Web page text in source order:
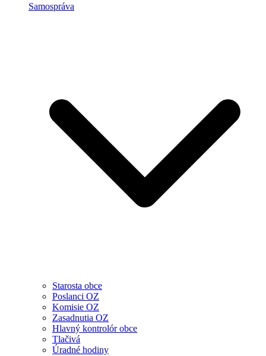
Samospráva
Starosta obce
Poslanci OZ
Komisie OZ
Zasadnutia OZ
Hlavný kontrolór obce
Tlačivá
Úradné hodiny